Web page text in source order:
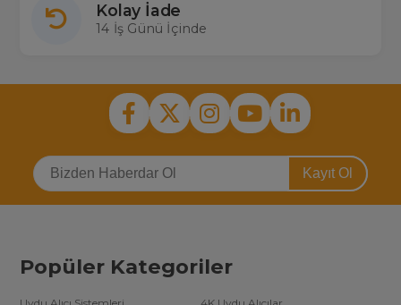
Kolay İade
14 İş Günü İçinde
Kayıt Ol
Popüler Kategoriler